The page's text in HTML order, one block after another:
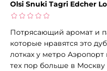
Olsi Snuki Tagri Edcher
Потрясающий аромат и
которые нравятся это
лотках у метро
тех пор больше в